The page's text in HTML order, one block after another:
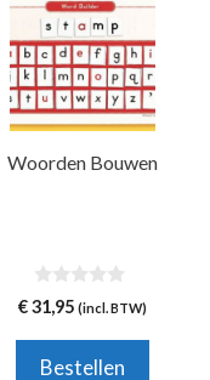
Woorden Bouwen
0
v
5
€31,95 (incl. BTW)
Bestellen